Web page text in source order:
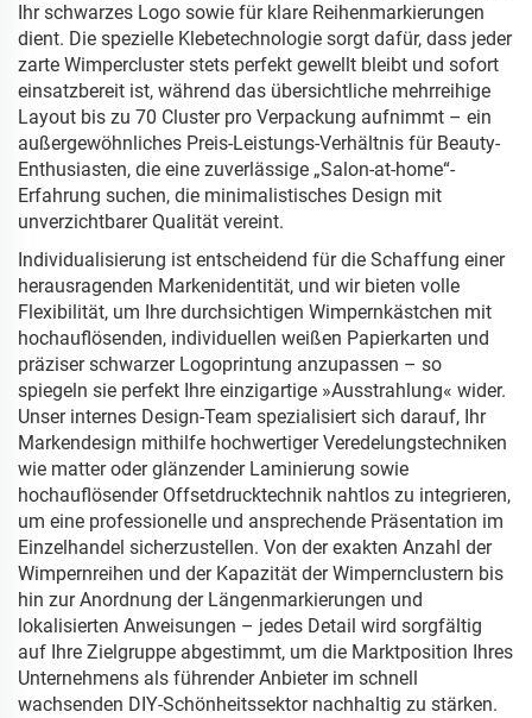
Ihr schwarzes Logo sowie für klare Reihenmarkierungen
dient. Die spezielle Klebetechnologie sorgt dafür, dass jeder
zarte Wimpercluster stets perfekt gewellt bleibt und sofort
einsatzbereit ist, während das übersichtliche mehrreihige
Layout bis zu 70 Cluster pro Verpackung aufnimmt – ein
außergewöhnliches Preis-Leistungs-Verhältnis für Beauty-
Enthusiasten, die eine zuverlässige „Salon-at-home“-
Erfahrung suchen, die minimalistisches Design mit
unverzichtbarer Qualität vereint.
Individualisierung ist entscheidend für die Schaffung einer
herausragenden Markenidentität, und wir bieten volle
Flexibilität, um Ihre durchsichtigen Wimpernkästchen mit
hochauflösenden, individuellen weißen Papierkarten und
präziser schwarzer Logoprintung anzupassen – so
spiegeln sie perfekt Ihre einzigartige »Ausstrahlung« wider.
Unser internes Design-Team spezialisiert sich darauf, Ihr
Markendesign mithilfe hochwertiger Veredelungstechniken
wie matter oder glänzender Laminierung sowie
hochauflösender Offsetdrucktechnik nahtlos zu integrieren,
um eine professionelle und ansprechende Präsentation im
Einzelhandel sicherzustellen. Von der exakten Anzahl der
Wimpernreihen und der Kapazität der Wimpernclustern bis
hin zur Anordnung der Längenmarkierungen und
lokalisierten Anweisungen – jedes Detail wird sorgfältig
auf Ihre Zielgruppe abgestimmt, um die Marktposition Ihres
Unternehmens als führender Anbieter im schnell
wachsenden DIY-Schönheitssektor nachhaltig zu stärken.